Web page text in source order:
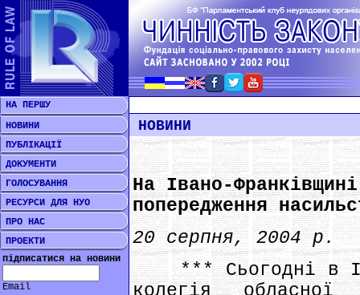
НА ПЕРШУ
НОВИНИ
ПУБЛІКАЦІЇ
ДОКУМЕНТИ
ГОЛОСУВАННЯ
РЕСУРСИ ДЛЯ НУО
ПРО НАС
ПРОЕКТИ
підписатися на новини
Email
НОВИНИ
На Івано-
попередження
20 серпня, 2004 р.
*** Сьогодні в